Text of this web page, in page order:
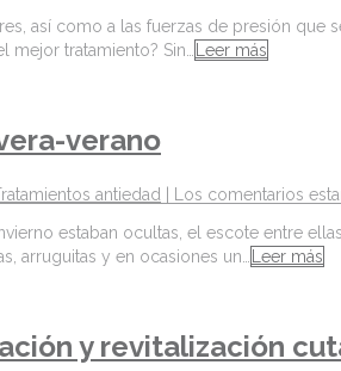
así como a las fuerzas de presión
mejor tratamiento? Sin… Leer más
verano
antiedad Los comentarios
estaban ocultas, el escote entre
arruguitas y en ocasiones un… Leer más
y revitalización